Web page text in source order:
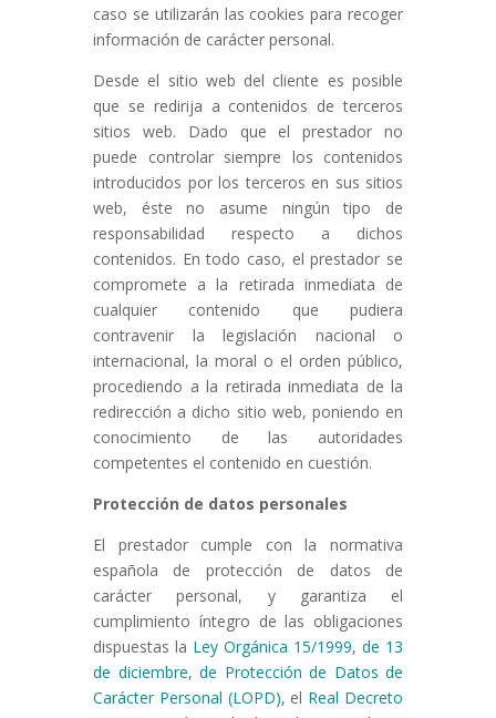
caso se utilizarán las cookies para recoger
información de carácter personal.
Desde el sitio web del cliente es posible
que se redirija a contenidos de terceros
sitios web. Dado que el prestador no
puede controlar siempre los contenidos
introducidos por los terceros en sus sitios
web, éste no asume ningún tipo de
responsabilidad respecto a dichos
contenidos. En todo caso, el prestador se
compromete a la retirada inmediata de
cualquier contenido que pudiera
contravenir la legislación nacional o
internacional, la moral o el orden público,
procediendo a la retirada inmediata de la
redirección a dicho sitio web, poniendo en
conocimiento de las autoridades
competentes el contenido en cuestión.
Protección de datos personales
El prestador cumple con la normativa
española de protección de datos de
carácter personal, y garantiza el
cumplimiento íntegro de las obligaciones
dispuestas la Ley Orgánica 15/1999, de 13
de diciembre, de Protección de Datos de
Carácter Personal (LOPD), el Real Decreto